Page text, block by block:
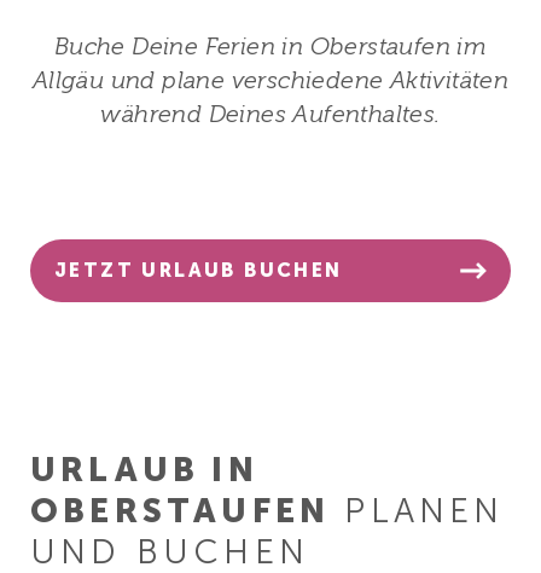
Buche Deine Ferien in Oberstaufen im
Allgäu und plane verschiedene Aktivitäten
während Deines Aufenthaltes.
JETZT URLAUB BUCHEN
URLAUB IN
OBERSTAUFEN
PLANEN
UND BUCHEN